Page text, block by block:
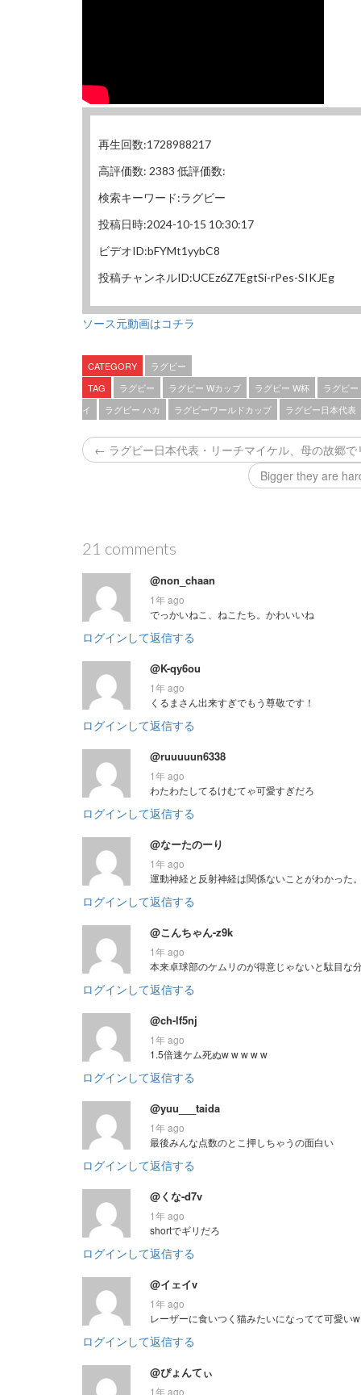
再生回数:1728988217
高評価数: 2383 低評価数:
検索キーワード:ラグビー
投稿日時:2024-10-15 10:30:17
ビデオID:bFYMt1yybC8
投稿チャンネルID:UCEz6Z7EgtSi-rPes-SIKJEg
ソース元動画はコチラ
CATEGORY
ラグビー
TAG
ラグビー ラグビー Wカップ ラグビー W杯 ラグビ
イ
ラグビー ハカ ラグビーワールドカップ ラグビー日本代表
← ラグビー日本代表・リーチマイケル、母の故郷で
Bigger they are
21 comments
@non_chaan
1年 ago
でっかいねこ、ねこたち。かわいいね
ログインして返信する
@K-qy6ou
1年 ago
くるまさん出来すぎでもう尊敬です！
ログインして返信する
@ruuuuun6338
1年 ago
わたわたしてるけむてゃ可愛すぎだろ
ログインして返信する
@なーたのーり
1年 ago
運動神経と反射神経は関係ないことがわかった。
ログインして返信する
@こんちゃん-z9k
1年 ago
本来卓球部のケムリのが得意じゃないと駄目な
ログインして返信する
@ch-lf5nj
1年 ago
1.5倍速ケム死ぬw w w w w
ログインして返信する
@yuu___taida
1年 ago
最後みんな点数のとこ押しちゃうの面白い
ログインして返信する
@くな-d7v
1年 ago
shortでギリだろ
ログインして返信する
@イェイv
1年 ago
レーザーに食いつく猫みたいになってて可愛いw
ログインして返信する
@ぴょんてぃ
1年 ago